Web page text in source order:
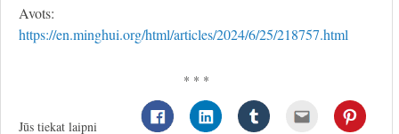
Avots:
https://en.minghui.org/html/articles/2024/6/25/218757.html
* * *
Jūs tiekat laipni